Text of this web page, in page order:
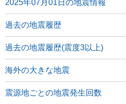
2025年07月01日の地震情報
過去の地震履歴
過去の地震履歴(震度3以上)
海外の大きな地震
震源地ごとの地震発生回数